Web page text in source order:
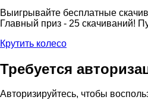
Выигрывайте бесплатные
Главный приз - 25 скачиваний!
Крутить колесо
Требуется
Авторизируйтесь, чтобы